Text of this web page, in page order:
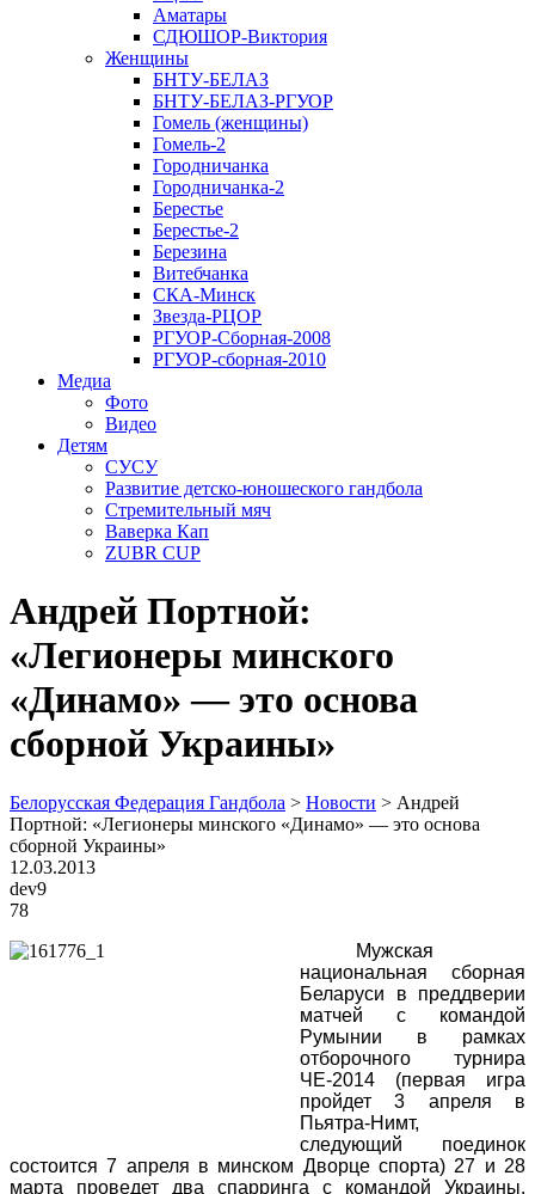
Аматары
СДЮШОР-Виктория
Женщины
БНТУ-БЕЛАЗ
БНТУ-БЕЛАЗ-РГУОР
Гомель (женщины)
Гомель-2
Городничанка
Городничанка-2
Берестье
Берестье-2
Березина
Витебчанка
СКА-Минск
Звезда-РЦОР
РГУОР-Сборная-2008
РГУОР-сборная-2010
Медиа
Фото
Видео
Детям
СУСУ
Развитие детско-юношеского гандбола
Стремительный мяч
Ваверка Кап
ZUBR CUP
Андрей Портной:
«Легионеры минского
«Динамо» — это основа
сборной Украины»
Белорусская Федерация Гандбола > Новости > Андрей
Портной: «Легионеры минского «Динамо» — это основа
сборной Украины»
12.03.2013
dev9
78
Мужская
национальная сборная
Беларуси в преддверии
матчей с командой
Румынии в рамках
отборочного турнира
ЧЕ-2014 (первая игра
пройдет 3 апреля в
Пьятра-Нимт,
следующий поединок
состоится 7 апреля в минском Дворце спорта) 27 и 28
марта проведет два спарринга с командой Украины.